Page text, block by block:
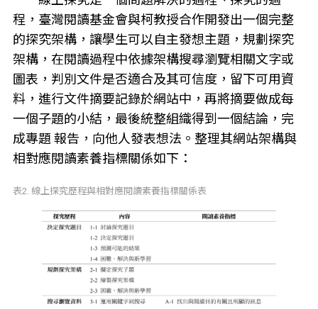
程，臺灣閱讀基金會與柯教授合作開發出一個完整
的探究架構，讓學生可以自主發想主題，規劃探究
架構，在閱讀過程中依據架構搜尋瀏覽相關文字或
圖表，判別文件是否適合及其可信度，留下可用資
料，進行文件摘要記錄於網站中，再將摘要做成每
一個子題的小結，最後統整組織得到一個結論，完
成專題 報告，向他人發表想法。整理其網站架構與
相對應閱讀素養指標關係如下：
表2. 線上探究歷程與相對應閱讀素養指標關係表